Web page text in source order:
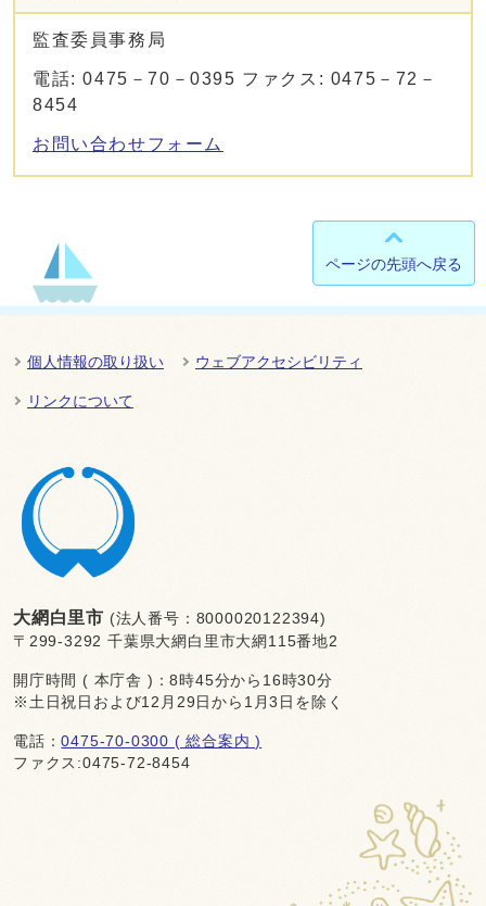
監査委員事務局
電話: 0475－70－0395 ファクス: 0475－72－
8454
お問い合わせフォーム
ページの先頭へ戻る
個人情報の取り扱い ウェブアクセシビリティ
リンクについて
大網白里市 (法人番号：8000020122394)
〒299-3292 千葉県大網白里市大網115番地2
開庁時間 ( 本庁舎 )：8時45分から16時30分
※土日祝日および12月29日から1月3日を除く
電話：0475-70-0300 ( 総合案内 )
ファクス:0475-72-8454